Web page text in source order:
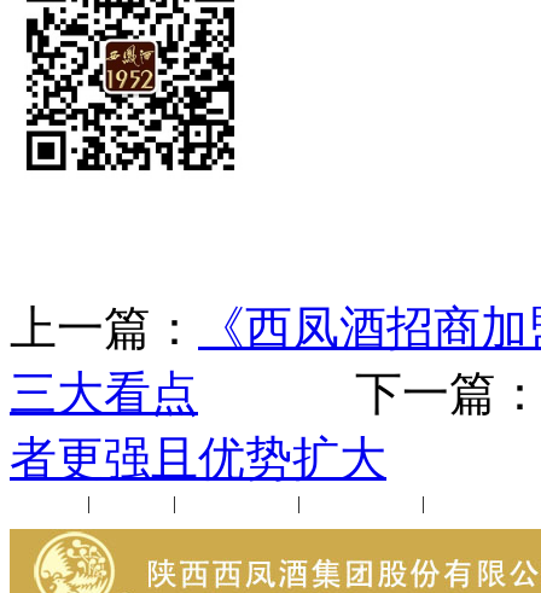
上一篇：
《西凤酒招商
三大看点 下一篇
者更强且优势扩大
| | | |